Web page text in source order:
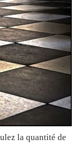
la quantité de